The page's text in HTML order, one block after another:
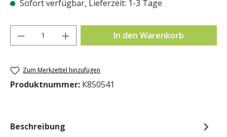
Sofort verfügbar, Lieferzeit: 1-3 Tage
Produkt Anzahl: Gib den gewünschten
In den Warenkorb
Zum Merkzettel hinzufügen
Produktnummer: K850541
Beschreibung